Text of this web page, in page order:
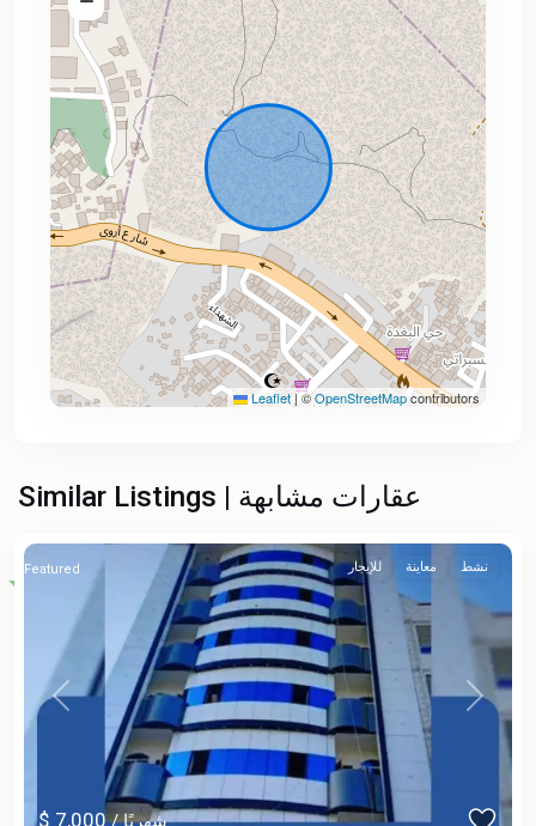
Leaflet|©OpenStreetMapcontributors
Similar Listings | عقارات مشابهة
Previous Next
$ 7,000 / شهريًا
للإيجار معاينة نشط Featured